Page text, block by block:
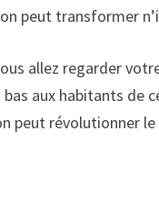
peut transformer
allez regarder
aux habitants de
peut révolutionner